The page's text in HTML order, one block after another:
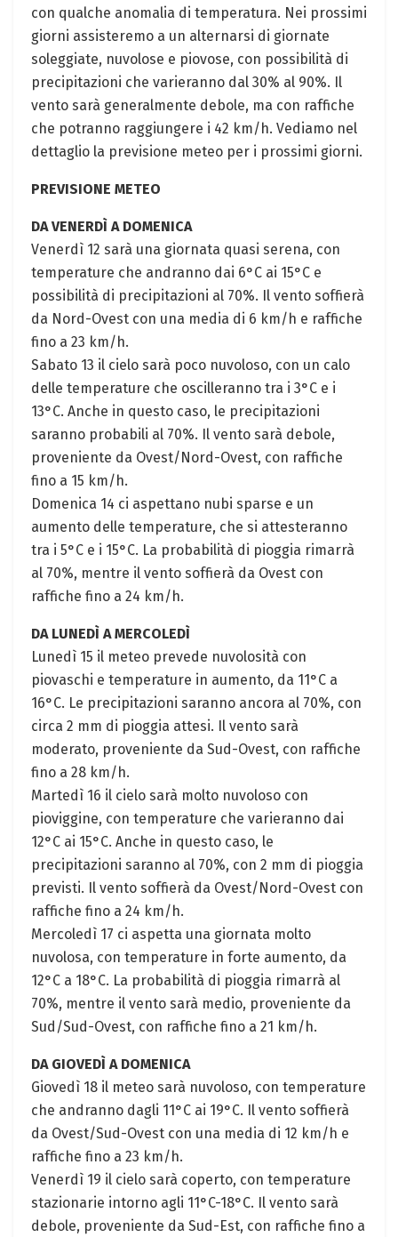
con qualche anomalia di temperatura. Nei prossimi
giorni assisteremo a un alternarsi di giornate
soleggiate, nuvolose e piovose, con possibilità di
precipitazioni che varieranno dal 30% al 90%. Il
vento sarà generalmente debole, ma con raffiche
che potranno raggiungere i 42 km/h. Vediamo nel
dettaglio la previsione meteo per i prossimi giorni.
PREVISIONE METEO
DA VENERDÌ A DOMENICA
Venerdì 12 sarà una giornata quasi serena, con
temperature che andranno dai 6°C ai 15°C e
possibilità di precipitazioni al 70%. Il vento soffierà
da Nord-Ovest con una media di 6 km/h e raffiche
fino a 23 km/h.
Sabato 13 il cielo sarà poco nuvoloso, con un calo
delle temperature che oscilleranno tra i 3°C e i
13°C. Anche in questo caso, le precipitazioni
saranno probabili al 70%. Il vento sarà debole,
proveniente da Ovest/Nord-Ovest, con raffiche
fino a 15 km/h.
Domenica 14 ci aspettano nubi sparse e un
aumento delle temperature, che si attesteranno
tra i 5°C e i 15°C. La probabilità di pioggia rimarrà
al 70%, mentre il vento soffierà da Ovest con
raffiche fino a 24 km/h.
DA LUNEDÌ A MERCOLEDÌ
Lunedì 15 il meteo prevede nuvolosità con
piovaschi e temperature in aumento, da 11°C a
16°C. Le precipitazioni saranno ancora al 70%, con
circa 2 mm di pioggia attesi. Il vento sarà
moderato, proveniente da Sud-Ovest, con raffiche
fino a 28 km/h.
Martedì 16 il cielo sarà molto nuvoloso con
pioviggine, con temperature che varieranno dai
12°C ai 15°C. Anche in questo caso, le
precipitazioni saranno al 70%, con 2 mm di pioggia
previsti. Il vento soffierà da Ovest/Nord-Ovest con
raffiche fino a 24 km/h.
Mercoledì 17 ci aspetta una giornata molto
nuvolosa, con temperature in forte aumento, da
12°C a 18°C. La probabilità di pioggia rimarrà al
70%, mentre il vento sarà medio, proveniente da
Sud/Sud-Ovest, con raffiche fino a 21 km/h.
DA GIOVEDÌ A DOMENICA
Giovedì 18 il meteo sarà nuvoloso, con temperature
che andranno dagli 11°C ai 19°C. Il vento soffierà
da Ovest/Sud-Ovest con una media di 12 km/h e
raffiche fino a 23 km/h.
Venerdì 19 il cielo sarà coperto, con temperature
stazionarie intorno agli 11°C-18°C. Il vento sarà
debole, proveniente da Sud-Est, con raffiche fino a